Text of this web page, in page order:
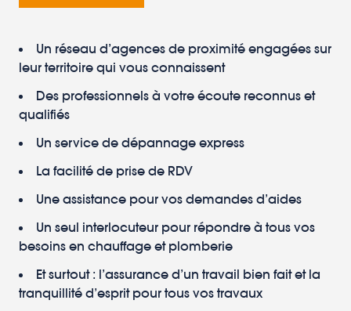
Un réseau d’agences de proximité engagées sur
leur territoire qui vous connaissent
Des professionnels à votre écoute reconnus et
qualifiés
Un service de dépannage express
La facilité de prise de RDV
Une assistance pour vos demandes d’aides
Un seul interlocuteur pour répondre à tous vos
besoins en chauffage et plomberie
Et surtout : l’assurance d’un travail bien fait et la
tranquillité d’esprit pour tous vos travaux